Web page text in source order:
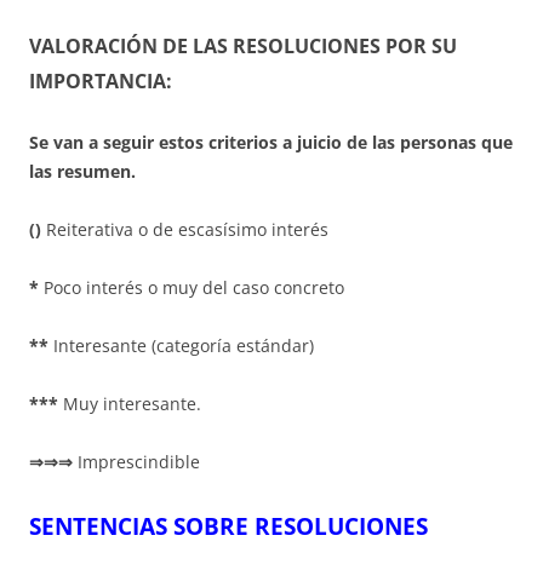
VALORACIÓN DE LAS RESOLUCIONES POR SU
IMPORTANCIA:
Se van a seguir estos criterios a juicio de las personas que
las resumen.
() Reiterativa o de escasísimo interés
* Poco interés o muy del caso concreto
** Interesante (categoría estándar)
*** Muy interesante.
⇒⇒⇒ Imprescindible
SENTENCIAS SOBRE RESOLUCIONES